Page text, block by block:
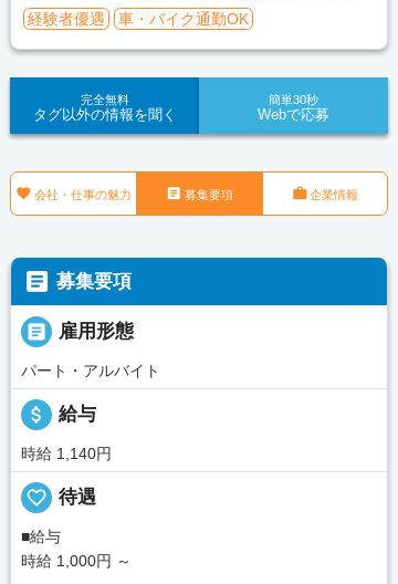
経験者優遇
車・バイク通勤OK
完全無料
タグ以外の情報を聞く
簡単30秒
Webで応募
 会社・仕事の魅力  募集要項 企業情報
 募集要項
 雇用形態
パート・アルバイト
attach_money 給与
時給 1,140円
favorite_border 待遇
■給与
時給 1,000円 ～